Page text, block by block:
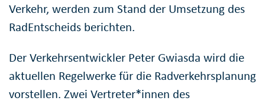
Verkehr, werden zum Stand der Umsetzung des
RadEntscheids berichten.
Der Verkehrsentwickler Peter Gwiasda wird die
aktuellen Regelwerke für die Radverkehrsplanung
vorstellen. Zwei Vertreter*innen des